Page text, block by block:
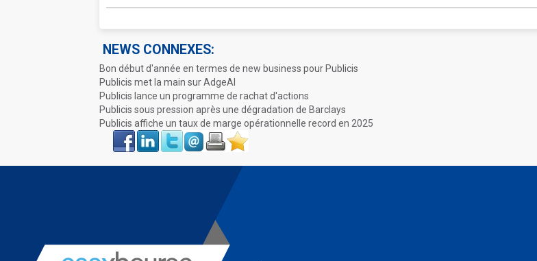
NEWS CONNEXES:
Bon début d'année en termes de new business pour Publicis
Publicis met la main sur AdgeAI
Publicis lance un programme de rachat d'actions
Publicis sous pression après une dégradation de Barclays
Publicis affiche un taux de marge opérationnelle record en 2025
Face
book
LinkIn Twitter Envoyer ImprimerFavoris